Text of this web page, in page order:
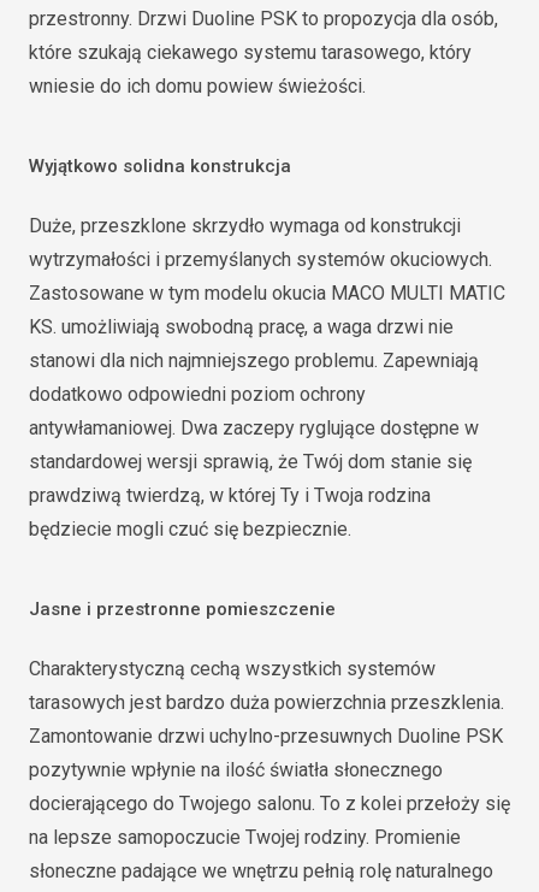
przestronny. Drzwi Duoline PSK to propozycja dla osób,
które szukają ciekawego systemu tarasowego, który
wniesie do ich domu powiew świeżości.
Wyjątkowo solidna konstrukcja
Duże, przeszklone skrzydło wymaga od konstrukcji
wytrzymałości i przemyślanych systemów okuciowych.
Zastosowane w tym modelu okucia MACO MULTI MATIC
KS. umożliwiają swobodną pracę, a waga drzwi nie
stanowi dla nich najmniejszego problemu. Zapewniają
dodatkowo odpowiedni poziom ochrony
antywłamaniowej. Dwa zaczepy ryglujące dostępne w
standardowej wersji sprawią, że Twój dom stanie się
prawdziwą twierdzą, w której Ty i Twoja rodzina
będziecie mogli czuć się bezpiecznie.
Jasne i przestronne pomieszczenie
Charakterystyczną cechą wszystkich systemów
tarasowych jest bardzo duża powierzchnia przeszklenia.
Zamontowanie drzwi uchylno-przesuwnych Duoline PSK
pozytywnie wpłynie na ilość światła słonecznego
docierającego do Twojego salonu. To z kolei przełoży się
na lepsze samopoczucie Twojej rodziny. Promienie
słoneczne padające we wnętrzu pełnią rolę naturalnego